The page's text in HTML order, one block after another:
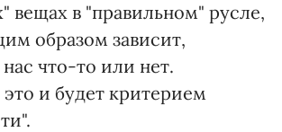
вещах в "правильном" русле,
образом зависит,
что-то или нет.
и будет критерием